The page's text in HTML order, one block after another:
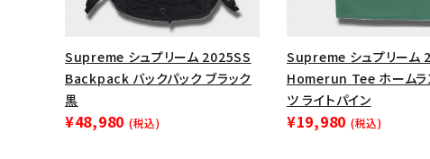
Supreme シュプリーム 2025SS
Backpack バックパック ブラック
黒
¥48,980 (税込)
Supreme シュプリーム
Homerun Tee ホームラ
ツ ライトパイン
¥19,980 (税込)